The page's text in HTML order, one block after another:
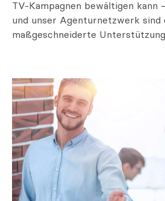
TV-Kampagnen bewältigen
und unser Agenturnetzwerk
maßgeschneiderte